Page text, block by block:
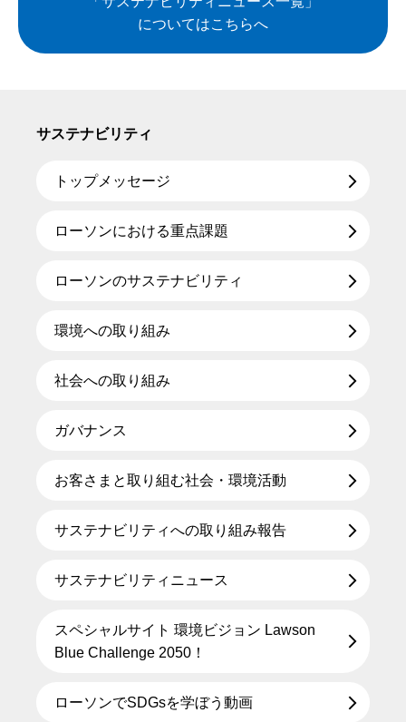
についてはこちらへ
サステナビリティ
トップメッセージ
ローソンにおける重点課題
ローソンのサステナビリティ
環境への取り組み
社会への取り組み
ガバナンス
お客さまと取り組む社会・環境活動
サステナビリティへの取り組み報告
サステナビリティニュース
スペシャルサイト 環境ビジョン Lawson
Blue Challenge 2050！
ローソンでSDGsを学ぼう動画